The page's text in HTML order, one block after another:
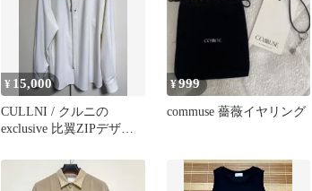
¥ 15,000
CULLNI / クルニの
exclusive 比翼ZIPデザイ
¥999
commuse 薔薇イヤリング